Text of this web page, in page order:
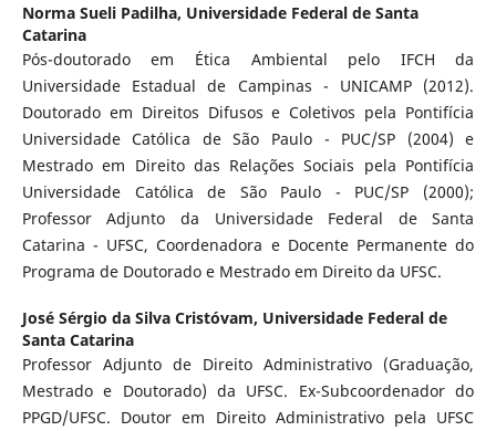
Norma Sueli Padilha, Universidade Federal de Santa
Catarina
Pós-doutorado em Ética Ambiental pelo IFCH da
Universidade Estadual de Campinas - UNICAMP (2012).
Doutorado em Direitos Difusos e Coletivos pela Pontifícia
Universidade Católica de São Paulo - PUC/SP (2004) e
Mestrado em Direito das Relações Sociais pela Pontifícia
Universidade Católica de São Paulo - PUC/SP (2000);
Professor Adjunto da Universidade Federal de Santa
Catarina - UFSC, Coordenadora e Docente Permanente do
Programa de Doutorado e Mestrado em Direito da UFSC.
José Sérgio da Silva Cristóvam, Universidade Federal de
Santa Catarina
Professor Adjunto de Direito Administrativo (Graduação,
Mestrado e Doutorado) da UFSC. Ex-Subcoordenador do
PPGD/UFSC. Doutor em Direito Administrativo pela UFSC